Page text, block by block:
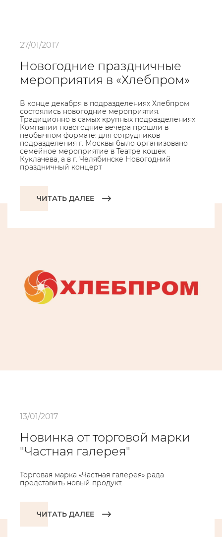
27/01/2017
Новогодние праздничные
мероприятия в «Хлебпром»
В конце декабря в подразделениях Хлебпром
состоялись новогодние мероприятия.
Традиционно в самых крупных подразделениях
Компании новогодние вечера прошли в
необычном формате: для сотрудников
подразделения г. Москвы было организовано
семейное мероприятие в Театре кошек
Куклачева, а в г. Челябинске Новогодний
праздничный концерт
ЧИТАТЬ ДАЛЕЕ
13/01/2017
Новинка от торговой марки
"Частная галерея"
Торговая марка «Частная галерея» рада
представить новый продукт.
ЧИТАТЬ ДАЛЕЕ